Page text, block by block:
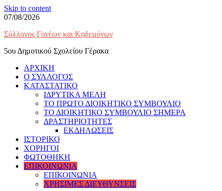
Skip to content
07/08/2026
Σύλλογος Γονέων και Κηδεμόνων
5ου Δημοτικού Σχολείου Γέρακα
ΑΡΧΙΚΗ
Ο ΣΥΛΛΟΓΟΣ
ΚΑΤΑΣΤΑΤΙΚΟ
ΙΔΡΥΤΙΚΑ ΜΕΛΗ
ΤΟ ΠΡΩΤΟ ΔΙΟΙΚΗΤΙΚΟ ΣΥΜΒΟΥΛΙΟ
ΤΟ ΔΙΟΙΚΗΤΙΚΟ ΣΥΜΒΟΥΛΙΟ ΣΗΜΕΡΑ
ΔΡΑΣΤΗΡΙΟΤΗΤΕΣ
ΕΚΔΗΛΩΣΕΙΣ
ΙΣΤΟΡΙΚΟ
ΧΟΡΗΓΟΙ
ΦΩΤΟΘΗΚΗ
ΕΠΙΚΟΙΝΩΝΙΑ
ΕΠΙΚΟΙΝΩΝΙΑ
ΧΡΗΣΙΜΕΣ ΔΙΕΥΘΥΝΣΕΙΣ